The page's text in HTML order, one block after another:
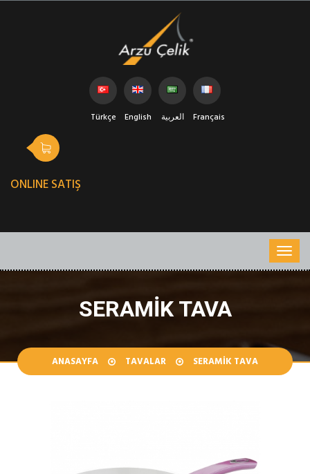
Türkçe English العربية Français
ONLINE SATIŞ
SERAMIK TAVA
ANASAYFA TAVALAR SERAMIK TAVA